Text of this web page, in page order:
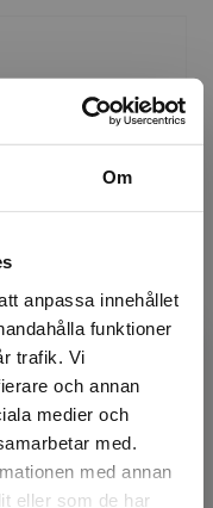
Om
anpassa innehållet
funktioner
trafik. Vi
och annan
medier och
med.
med annan
eller som de har
och har
erfaren...